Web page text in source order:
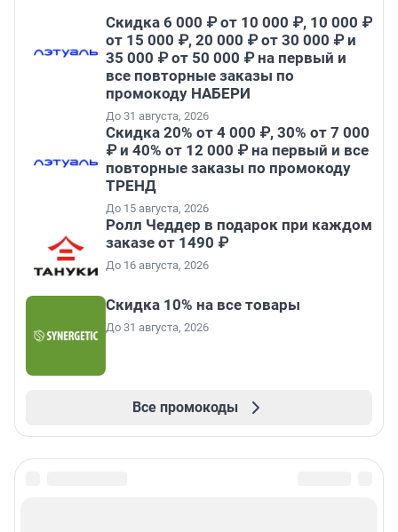
Скидка 6 000 ₽ от 10 000 ₽, 10 000 ₽
от 15 000 ₽, 20 000 ₽ от 30 000 ₽ и
35 000 ₽ от 50 000 ₽ на первый и
все повторные заказы по
промокоду НАБЕРИ
До 31 августа, 2026
Скидка 20% от 4 000 ₽, 30% от 7 000
₽ и 40% от 12 000 ₽ на первый и все
повторные заказы по промокоду
ТРЕНД
До 15 августа, 2026
Ролл Чеддер в подарок при каждом
заказе от 1490 ₽
До 16 августа, 2026
Скидка 10% на все товары
До 31 августа, 2026
Все промокоды